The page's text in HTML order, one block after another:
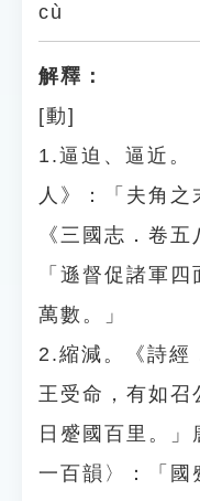
cù
解釋：
[動]
1.逼迫、逼近。
人》：「夫角之
《三國志．卷
「遜督促諸軍
萬數。」
2.縮減。《詩經
王受命，有如召
日蹙國百里。
一百韻〉：「國